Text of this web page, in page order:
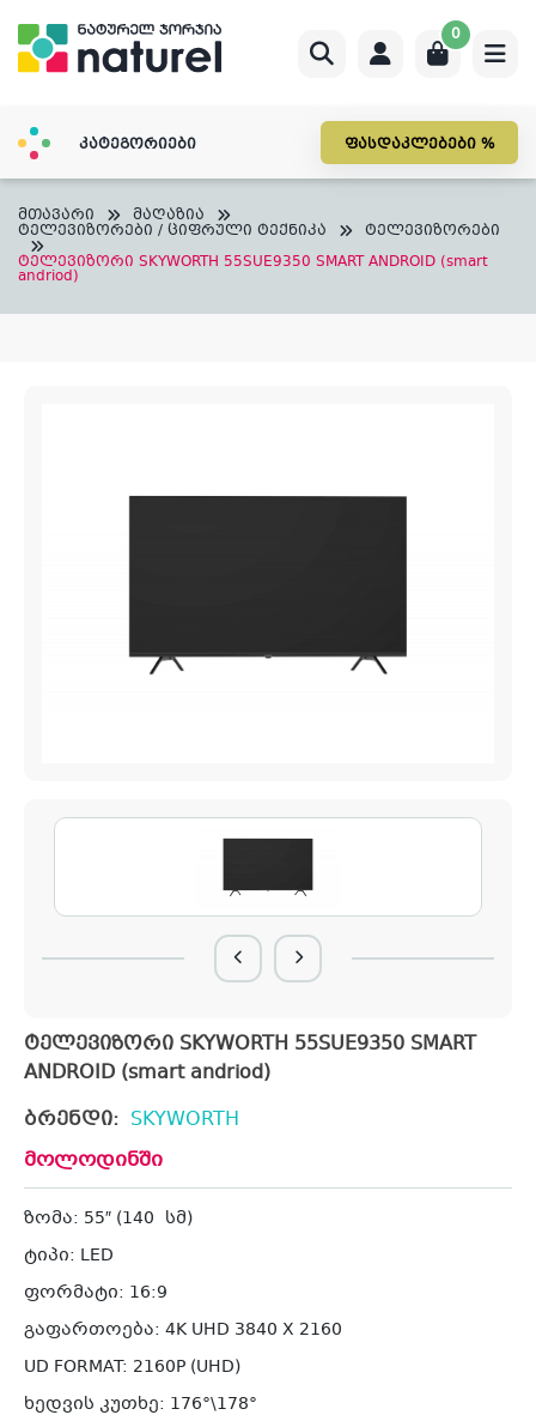
content
0
კატეგორიები ფასდაკლებები %
მთავარი მაღაზია
ტელევიზორები / ციფრული ტექნიკა
ტელევიზორები
ტელევიზორი SKYWORTH 55SUE9350 SMART ANDROID (smart
andriod)
ტელევიზორი SKYWORTH 55SUE9350 SMART
ANDROID (smart andriod)
ბრენდი: SKYWORTH
მოლოდინში
ზომა: 55″ (140 სმ)
ტიპი: LED
ფორმატი: 16:9
გაფართოება: 4K UHD 3840 X 2160
UD FORMAT: 2160P (UHD)
ხედვის კუთხე: 176°\178°